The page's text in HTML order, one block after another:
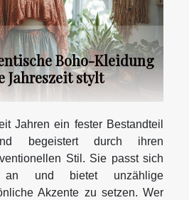
Boho-Kleidung
Jahreszeit stylt
Jahren ein fester Bestandteil
begeistert durch ihren
Stil. Sie passt sich
an und bietet unzählige
Akzente zu setzen. Wer